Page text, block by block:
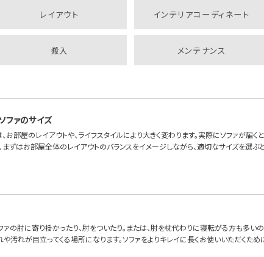
レイアウト インテリアコーディネート
搬入 メンテナンス
ファのサイズ
お部屋のレイアウトや、ライフスタイルにより大きく変わります。実際にソファが届くと
まずはお部屋全体のレイアウトのバランスをイメージしながら、適切なサイズを選
ァの肘に寄り掛かったり、肘をついたり。または、肘を枕代わりに寝転がる方も多い
汚れが目立ってくる場所になります。ソファをよりキレイに長くお使いいただくた